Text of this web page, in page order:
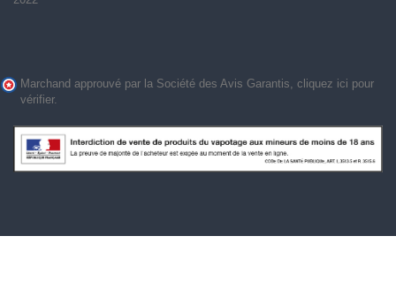
Marchand approuvé par la Société des Avis Garantis, cliquez ici pour
vérifier.